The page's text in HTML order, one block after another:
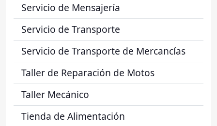
Servicio de Mensajería
Servicio de Transporte
Servicio de Transporte de Mercancías
Taller de Reparación de Motos
Taller Mecánico
Tienda de Alimentación